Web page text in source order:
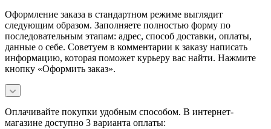
Оформление заказа в стандартном режиме выглядит
следующим образом. Заполняете полностью форму по
последовательным этапам: адрес, способ доставки, оплаты,
данные о себе. Советуем в комментарии к заказу написать
информацию, которая поможет курьеру вас найти. Нажмите
кнопку «Оформить заказ».
Оплачивайте покупки удобным способом. В интернет-
магазине доступно 3 варианта оплаты: